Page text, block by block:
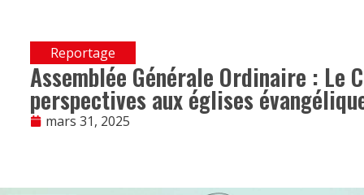
Reportage
Assemblée Générale Ordinaire : Le
perspectives aux églises
mars 31, 2025